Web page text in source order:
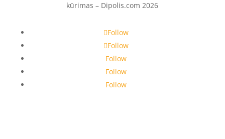
kūrimas – Dipolis.com 2026
Follow
Follow
Follow
Follow
Follow